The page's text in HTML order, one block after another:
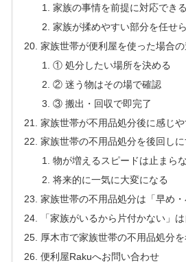
家族の事情を前提に対応できる
家族が揉めやすい部分を任せ
家族世帯が便利屋を使った場合の
① 処分したい場所を決める
② 迷う物はその場で確認
③ 搬出・回収で即完了
家族世帯が不用品処分後に感じ
家族世帯の不用品処分を後回し
物が増えるスピードは止まら
将来的に一気に大変になる
家族世帯の不用品処分は「早め
「家族がいるから片付かない」
厚木市で家族世帯の不用品処分
便利屋Rakuへお問い合わせ